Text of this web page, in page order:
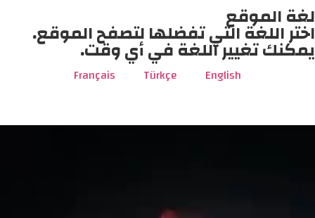
لغة الموقع
اختر اللغة التي تفضلها لتصفح الموقع.
يمكنك تغيير اللغة في أي وقت.
English
Türkçe
Français